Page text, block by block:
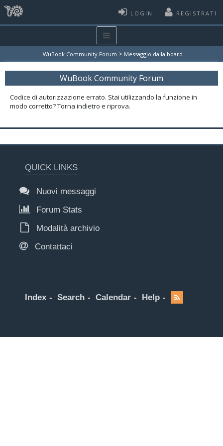
LOGIN REGISTRATI
WuBook Community Forum > Messaggio dalla board
WuBook Community Forum
Codice di autorizzazione errato. Stai utilizzando la funzione in
modo corretto? Torna indietro e riprova.
QUICK LINKS
Nuovi messaggi
Forum Stats
Modalità archivio
Contattaci
Index Search Calendar Help